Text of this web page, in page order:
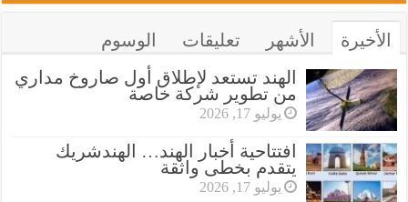
الأخيرة الأشهر تعليقات
الوسوم
الهند تستعد لإطلاق أول صاروخ مداري
من تطوير شركة خاصة
يوليو 17, 2026
افتتاحية أخبار الهند… الهندشريك
يتقدم بخطى واثقة
يوليو 17, 2026